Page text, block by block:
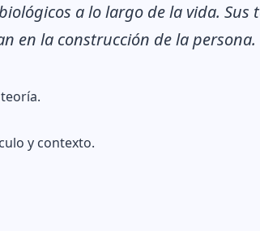
a lo largo de la vida. Sus
en la construcción de la persona.
y contexto.